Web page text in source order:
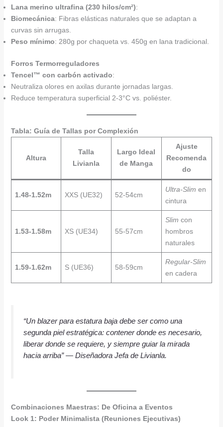
Lana merino ultrafina (230 hilos/cm²):
Biomecánica: Fibras elásticas naturales que se adaptan a
curvas sin arrugas.
Peso mínimo: 280g por chaqueta vs. 450g en lana tradicional.
Forros Termorreguladores
Tencel™ con carbón activado:
Neutraliza olores en axilas durante jornadas largas.
Reduce temperatura superficial 2-3°C vs. poliéster.
Tabla: Guía de Tallas por Complexión
Altura
Talla
Livianla
Largo Ideal
de Manga
Ajuste
Recomenda
do
1.48-1.52m XXS (UE32) 52-54cm
Ultra-Slim en
cintura
1.53-1.58m XS (UE34) 55-57cm
Slim con
hombros
naturales
1.59-1.62m S (UE36) 58-59cm
Regular-Slim
en cadera
“Un blazer para estatura baja debe ser como una
segunda piel estratégica: contener donde es necesario,
liberar donde se requiere, y siempre guiar la mirada
hacia arriba”— Diseñadora Jefa de Livianla.
Combinaciones Maestras: De Oficina a Eventos
Look 1: Poder Minimalista (Reuniones Ejecutivas)